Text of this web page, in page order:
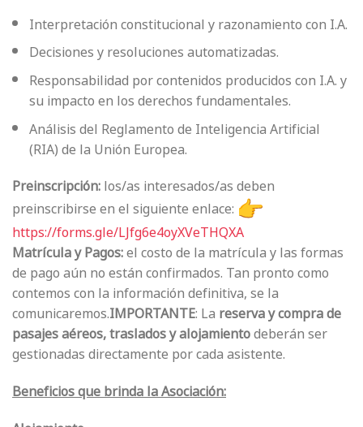
Interpretación constitucional y razonamiento con I.A.
Decisiones y resoluciones automatizadas.
Responsabilidad por contenidos producidos con I.A. y
su impacto en los derechos fundamentales.
Análisis del Reglamento de Inteligencia Artificial
(RIA) de la Unión Europea.
Preinscripción:los/as interesados/as deben
preinscribirse en el siguiente enlace:
https://forms.gle/LJfg6e4oyXVeTHQXA
Matrícula y Pagos:el costo de la matrícula y las formas
de pago aún no están confirmados. Tan pronto como
contemos con la información definitiva, se la
comunicaremos.IMPORTANTE: La reserva y compra de
pasajes aéreos, traslados y alojamientodeberán ser
gestionadas directamente por cada asistente.
Beneficios que brinda la Asociación: